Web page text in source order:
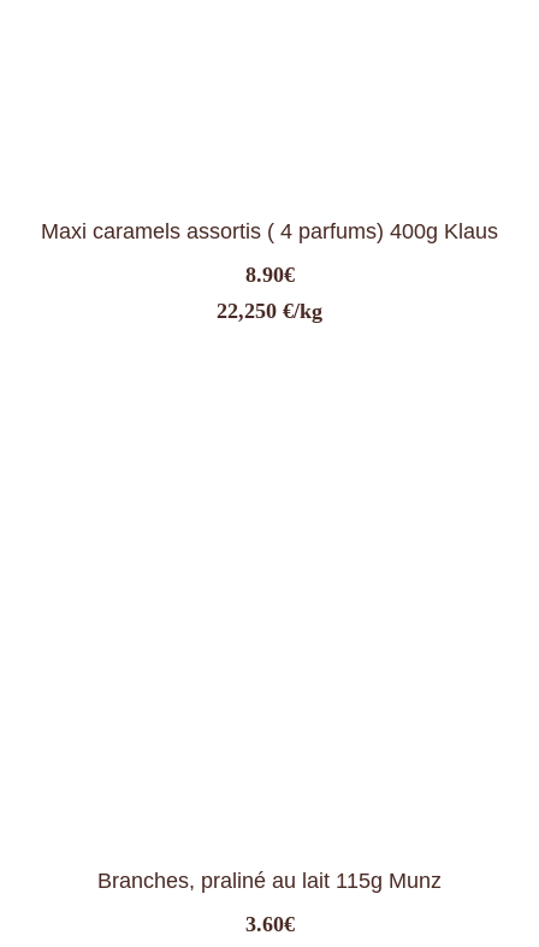
Maxi caramels assortis ( 4 parfums) 400g Klaus
8.90€
22,250 €/kg
Branches, praliné au lait 115g Munz
3.60€